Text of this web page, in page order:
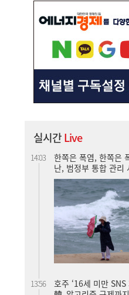
실시간Live
한쪽은 폭염, 한쪽은
난, 범정부 통합 관리
호주 ‘16세 미만
韓, 알고리즘 규제까